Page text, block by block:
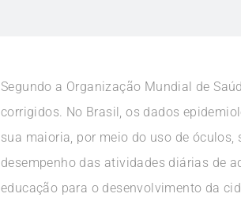
Segundo a Organização Mundial de
corrigidos. No Brasil, os dados
sua maioria, por meio do uso de
desempenho das atividades diárias de
educação para o desenvolvimento da